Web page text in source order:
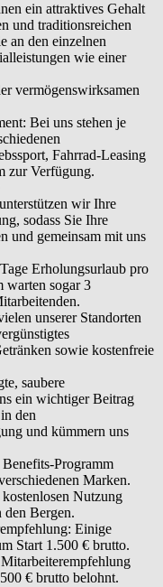
ein attraktives Gehalt
und traditionsreichen
an den einzelnen
wie einer
vermögenswirksamen
Bei uns stehen je
Fahrrad-Leasing
zur Verfügung.
wir Ihre
sodass Sie Ihre
und gemeinsam mit uns
Erholungsurlaub pro
warten sogar 3
unserer Standorten
sowie kostenfreie
saubere
ein wichtiger Beitrag
den
und kümmern uns
Programm
Marken.
Nutzung
Bergen.
Einige
Start 1.500 € brutto.
€ brutto belohnt.